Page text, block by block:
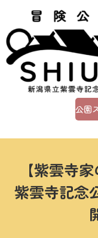
を
ス
キ
公園
【紫雲寺
紫雲寺記念